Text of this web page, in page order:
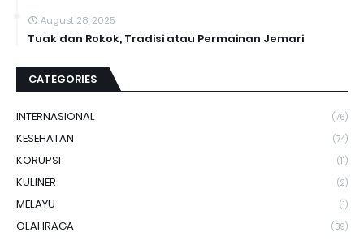
August 28, 2025
Tuak dan Rokok, Tradisi atau Permainan Jemari
CATEGORIES
INTERNASIONAL (76)
KESEHATAN (74)
KORUPSI (11)
KULINER (2)
MELAYU (1)
OLAHRAGA (39)